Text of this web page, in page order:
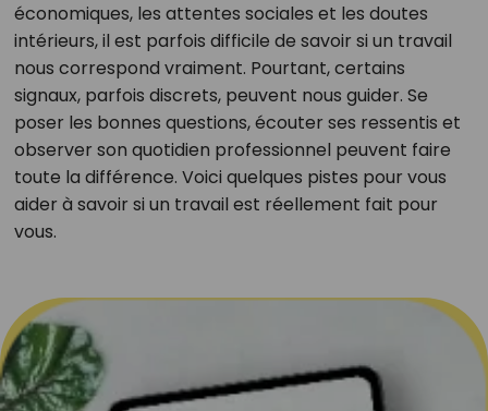
économiques, les attentes sociales et les doutes
intérieurs, il est parfois difficile de savoir si un travail
nous correspond vraiment. Pourtant, certains
signaux, parfois discrets, peuvent nous guider. Se
poser les bonnes questions, écouter ses ressentis et
observer son quotidien professionnel peuvent faire
toute la différence. Voici quelques pistes pour vous
aider à savoir si un travail est réellement fait pour
vous.